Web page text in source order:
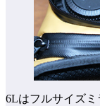
6Lはフルサイズミ